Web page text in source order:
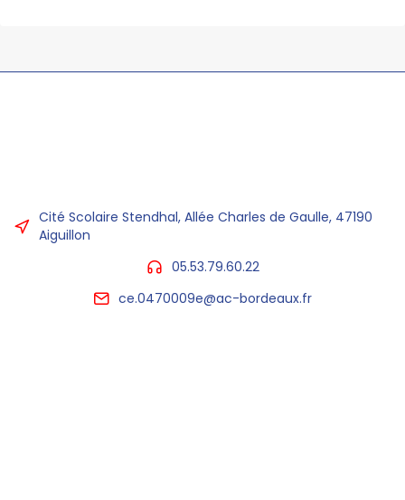
Cité Scolaire Stendhal, Allée Charles de Gaulle, 47190
Aiguillon
05.53.79.60.22
ce.0470009e@ac-bordeaux.fr